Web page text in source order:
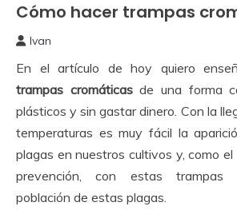
Bricolaje
Cómo hacer trampas
marzo,
2017
Ivan
En el artículo de hoy quiero
trampas cromáticasde una forma
plásticos y sin gastar dinero. Con la
temperaturas es muy fácil la
plagas en nuestros cultivos y, como
prevención, con estas trampas
población de estas plagas.